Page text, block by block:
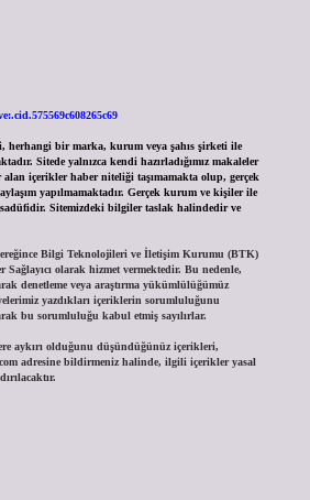
herhangi bir marka, kurum veya şahıs şirketi ile
Sitede yalnızca kendi hazırladığımız makaleler
alan içerikler haber niteliği taşımamakta olup, gerçek
yapılmamaktadır. Gerçek kurum ve kişiler ile
Sitemizdeki bilgiler taslak halindedir ve
Bilgi Teknolojileri ve İletişim Kurumu (BTK)
Sağlayıcı olarak hizmet vermektedir. Bu nedenle,
denetleme veya araştırma yükümlülüğümüz
yazdıkları içeriklerin sorumluluğunu
bu sorumluluğu kabul etmiş sayılırlar.
aykırı olduğunu düşündüğünüz içerikleri,
adresine bildirmeniz halinde, ilgili içerikler yasal